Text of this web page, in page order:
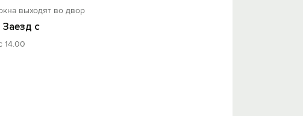
выходят во двор
Заезд с
14.00